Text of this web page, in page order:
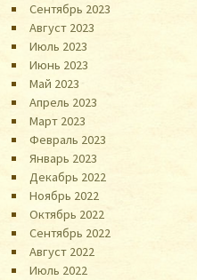
Сентябрь 2023
Август 2023
Июль 2023
Июнь 2023
Май 2023
Апрель 2023
Март 2023
Февраль 2023
Январь 2023
Декабрь 2022
Ноябрь 2022
Октябрь 2022
Сентябрь 2022
Август 2022
Июль 2022